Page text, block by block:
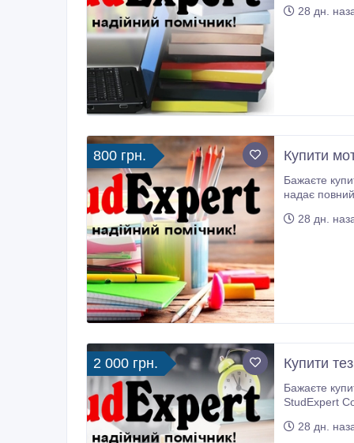
28 дн.
800 грн. Купити
Бажаєте купити мотиваційний лист в
надає
28 дн.
2 000 грн. Купити
Бажаєте купити тези на
StudExpert
28 дн.